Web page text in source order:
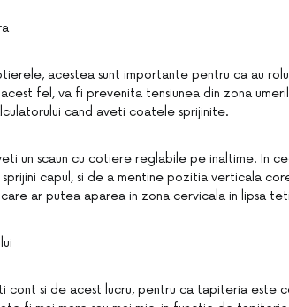
acestea sunt importante pentru ca au
fel, va fi prevenita tensiunea din zona
cand aveti coatele sprijinite.
un scaun cu cotiere reglabile pe inaltime. In
capul, si de a mentine pozitia verticala
ar putea aparea in zona cervicala in lipsa
cont si de acest lucru, pentru ca tapiteria este